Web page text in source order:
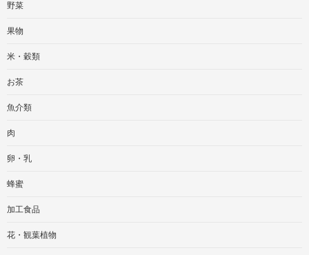
野菜
果物
米・穀類
お茶
魚介類
肉
卵・乳
蜂蜜
加工食品
花・観葉植物